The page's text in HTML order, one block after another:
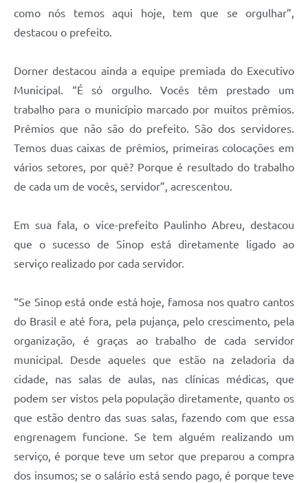
como nós temos aqui hoje, tem que se orgulhar”,
destacou o prefeito.
Dorner destacou ainda a equipe premiada do Executivo
Municipal. “É só orgulho. Vocês têm prestado um
trabalho para o município marcado por muitos prêmios.
Prêmios que não são do prefeito. São dos servidores.
Temos duas caixas de prêmios, primeiras colocações em
vários setores, por quê? Porque é resultado do trabalho
de cada um de vocês, servidor”, acrescentou.
Em sua fala, o vice-prefeito Paulinho Abreu, destacou
que o sucesso de Sinop está diretamente ligado ao
serviço realizado por cada servidor.
“Se Sinop está onde está hoje, famosa nos quatro cantos
do Brasil e até fora, pela pujança, pelo crescimento, pela
organização, é graças ao trabalho de cada servidor
municipal. Desde aqueles que estão na zeladoria da
cidade, nas salas de aulas, nas clínicas médicas, que
podem ser vistos pela população diretamente, quanto os
que estão dentro das suas salas, fazendo com que essa
engrenagem funcione. Se tem alguém realizando um
serviço, é porque teve um setor que preparou a compra
dos insumos; se o salário está sendo pago, é porque teve